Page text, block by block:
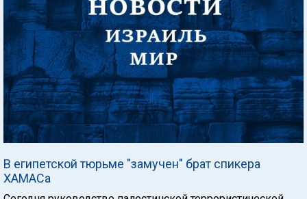
В египетской тюрьме "замучен" брат спикера
ХАМАСа